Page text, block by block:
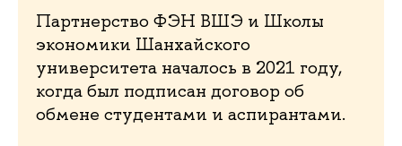
Партнерство ФЭН ВШЭ и Школы
экономики Шанхайского
университета началось в 2021 году,
когда был подписан договор об
обмене студентами и аспирантами.